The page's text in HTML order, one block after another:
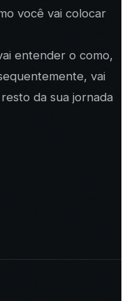
você vai colocar
entender o como,
vai
da sua jornada